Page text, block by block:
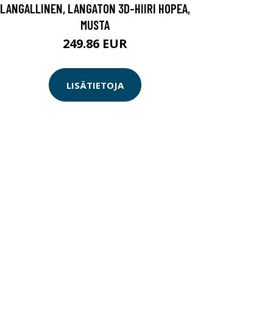
LANGALLINEN, LANGATON 3D-HIIRI HOPEA,
MUSTA
249.86 EUR
LISÄTIETOJA